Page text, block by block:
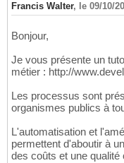
Francis Walter, le 09/10/
Bonjour,
Je vous présente un
métier : http://
Les processus sont
organismes publics à
L'automatisation et
permettent d'aboutir à
des coûts et une qualité